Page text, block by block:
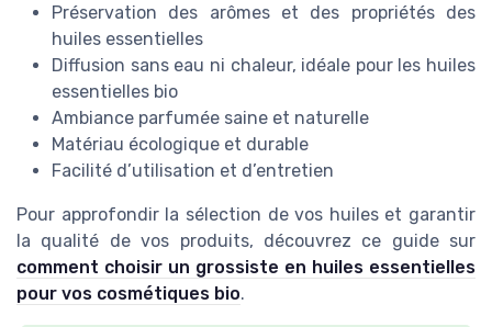
Préservation des arômes et des propriétés des
huiles essentielles
Diffusion sans eau ni chaleur, idéale pour les huiles
essentielles bio
Ambiance parfumée saine et naturelle
Matériau écologique et durable
Facilité d’utilisation et d’entretien
Pour approfondir la sélection de vos huiles et garantir
la qualité de vos produits, découvrez ce guide sur
comment choisir un grossiste en huiles essentielles
pour vos cosmétiques bio.